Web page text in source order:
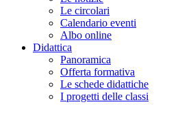
Le circolari
Calendario eventi
Albo online
Didattica
Panoramica
Offerta formativa
Le schede didattiche
I progetti delle classi